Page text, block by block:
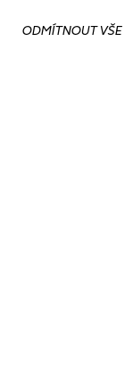
ODMÍTNOUT VŠE